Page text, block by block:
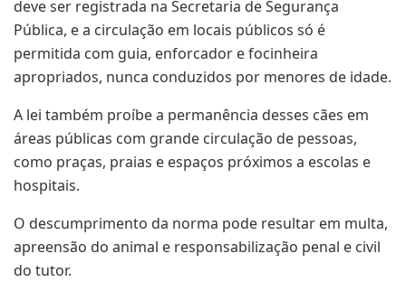
deve ser registrada na Secretaria de Segurança
Pública, e a circulação em locais públicos só é
permitida com guia, enforcador e focinheira
apropriados, nunca conduzidos por menores de idade.
A lei também proíbe a permanência desses cães em
áreas públicas com grande circulação de pessoas,
como praças, praias e espaços próximos a escolas e
hospitais.
O descumprimento da norma pode resultar em multa,
apreensão do animal e responsabilização penal e civil
do tutor.